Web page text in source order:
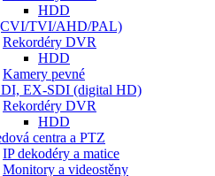
HDD
TVI/AHD/PAL)
Rekordéry DVR
HDD
Kamery pevné
EX-SDI (digital HD)
Rekordéry DVR
HDD
centra a PTZ
IP dekodéry a matice
Monitory a videostěny